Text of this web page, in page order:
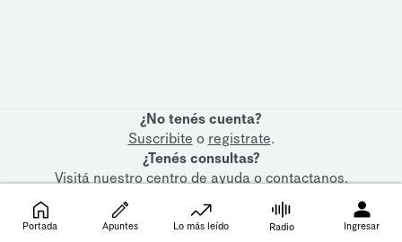
¿No tenés cuenta?
Suscribite o registrate.
¿Tenés consultas?
Visitá nuestrocentro de ayudaocontactanos.
Portada Apuntes Lo más leído Radio Ingresar